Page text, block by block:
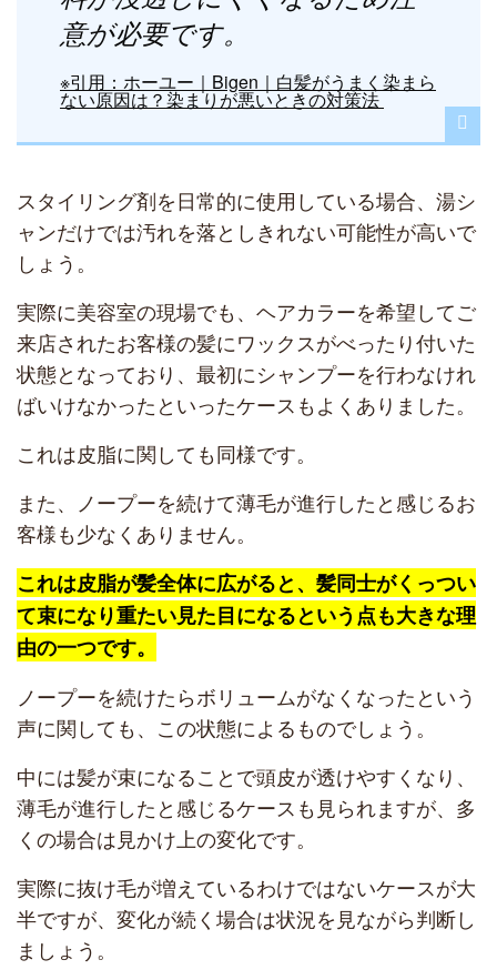
意が必要です。
※引用：ホーユー｜Bigen｜白髪がうまく染まら
ない原因は？染まりが悪いときの対策法
スタイリング剤を日常的に使用している場合、湯シ
ャンだけでは汚れを落としきれない可能性が高いで
しょう。
実際に美容室の現場でも、ヘアカラーを希望してご
来店されたお客様の髪にワックスがべったり付いた
状態となっており、最初にシャンプーを行わなけれ
ばいけなかったといったケースもよくありました。
これは皮脂に関しても同様です。
また、ノープーを続けて薄毛が進行したと感じるお
客様も少なくありません。
これは皮脂が髪全体に広がると、髪同士がくっつい
て束になり重たい見た目になるという点も大きな理
由の一つです。
ノープーを続けたらボリュームがなくなったという
声に関しても、この状態によるものでしょう。
中には髪が束になることで頭皮が透けやすくなり、
薄毛が進行したと感じるケースも見られますが、多
くの場合は見かけ上の変化です。
実際に抜け毛が増えているわけではないケースが大
半ですが、変化が続く場合は状況を見ながら判断し
ましょう。